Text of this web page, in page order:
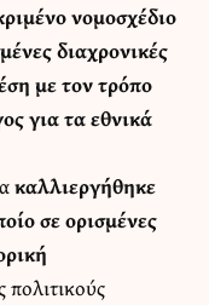
νομοσχέδιο
διαχρονικές
με τον τρόπο
για τα εθνικά
καλλιεργήθηκε
σε ορισμένες
πολιτικούς